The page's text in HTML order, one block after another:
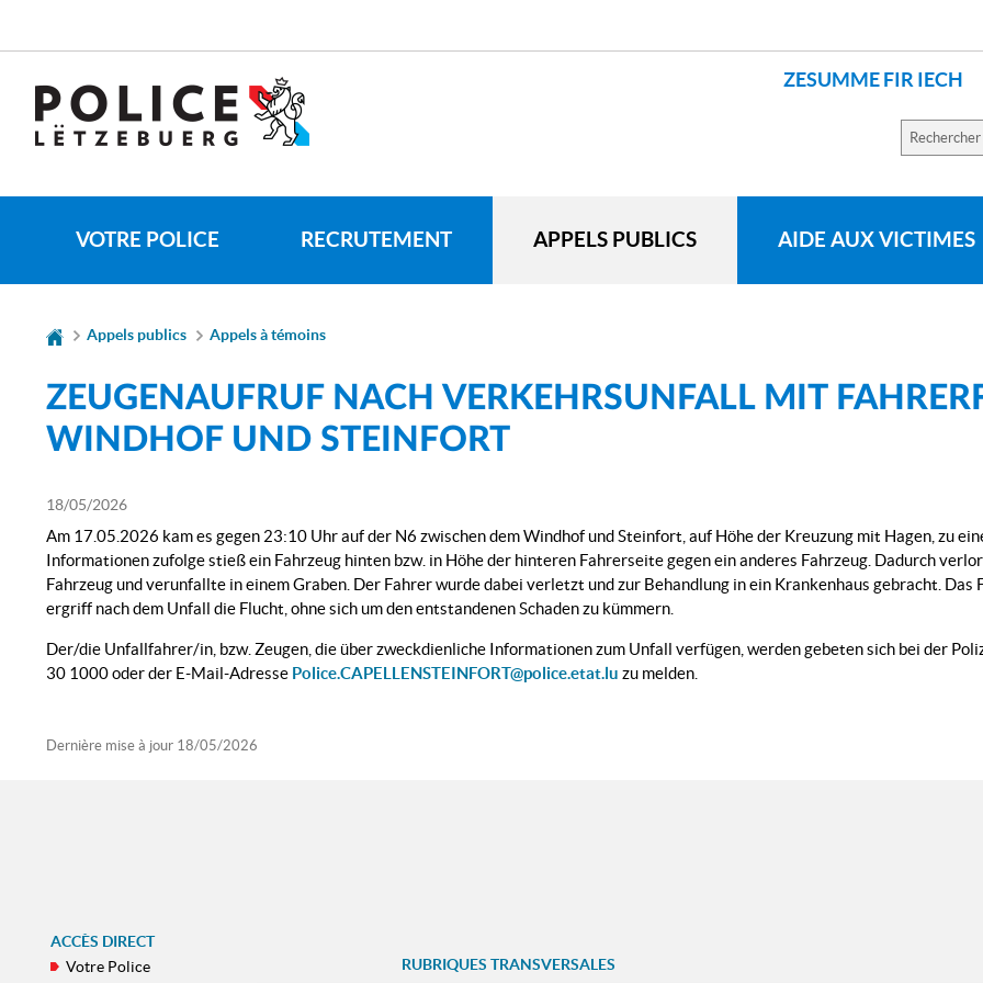
navigation
ZESUMME FIR IECH
DE
LANGUE
VOTRE POLICE RECRUTEMENT APPELS PUBLICS AIDE AUX VICTIMES
sur
site
Appels publics Appels à témoins
ZEUGENAUFRUF NACH VERKEHRSUNFALL MIT
WINDHOF UND STEINFORT
18/05/2026
Am 17.05.2026 kam es gegen 23:10 Uhr auf der N6 zwischen dem Windhof und Steinfort, auf Höhe der Kreuzung mit Hagen, zu
Informationen zufolge stieß ein Fahrzeug hinten bzw. in Höhe der hinteren Fahrerseite gegen ein anderes Fahrzeug. Dadurch
Fahrzeug und verunfallte in einem Graben. Der Fahrer wurde dabei verletzt und zur Behandlung in ein Krankenhaus gebracht. Das
ergriff nach dem Unfall die Flucht, ohne sich um den entstandenen Schaden zu kümmern.
Der/die Unfallfahrer/in, bzw. Zeugen, die über zweckdienliche Informationen zum Unfall verfügen, werden gebeten sich bei der
30 1000 oder der E-Mail-Adresse Police.CAPELLENSTEINFORT@police.etat.lu zu melden.
Dernière mise à jour 18/05/2026
ACCÈS DIRECT
Votre Police
RUBRIQUES TRANSVERSALES